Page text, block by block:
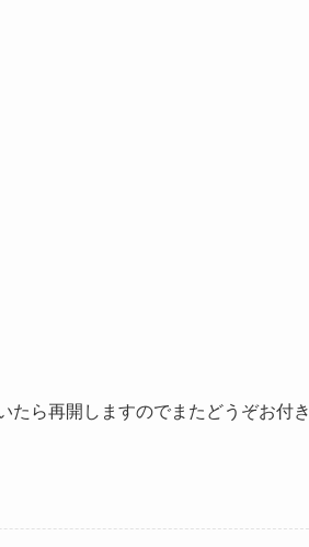
たら再開しますのでまたどうぞお付き